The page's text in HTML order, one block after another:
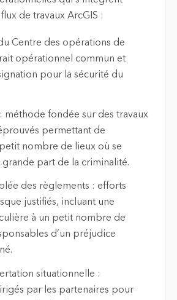
de travaux ArcGIS :
Centre des opérations de
opérationnel commun et
pour la sécurité du
méthode fondée sur des travaux
permettant de
nombre de lieux où se
part de la criminalité.
des règlements : efforts
justifiés, incluant une
à un petit nombre de
d’un préjudice
situationnelle :
par les partenaires pour